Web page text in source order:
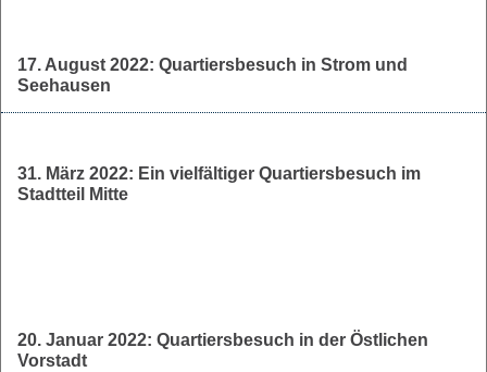
17. August 2022: Quartiersbesuch in Strom und
Seehausen
31. März 2022: Ein vielfältiger Quartiersbesuch im
Stadtteil Mitte
20. Januar 2022: Quartiersbesuch in der Östlichen
Vorstadt